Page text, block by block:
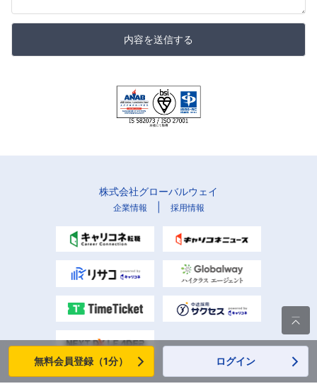
内容を送信する
株式会社グローバルウェイ
企業情報 採用情報

無料会員登録（1分） ログイン